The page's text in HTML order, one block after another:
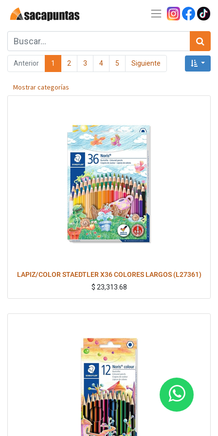
Anterior 1 2 3 4 5 Siguiente
Mostrar categorías
LAPIZ/COLOR STAEDTLER X36 COLORES LARGOS (L27361)
$ 23,313.68